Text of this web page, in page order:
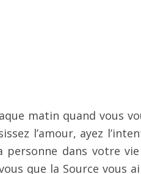
matin quand vous
l’amour, ayez
a personne dans votre
que la Source vous